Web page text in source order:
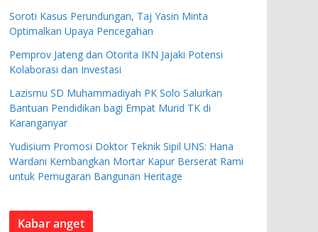
Soroti Kasus Perundungan, Taj Yasin Minta
Optimalkan Upaya Pencegahan
Pemprov Jateng dan Otorita IKN Jajaki Potensi
Kolaborasi dan Investasi
Lazismu SD Muhammadiyah PK Solo Salurkan
Bantuan Pendidikan bagi Empat Murid TK di
Karanganyar
Yudisium Promosi Doktor Teknik Sipil UNS: Hana
Wardani Kembangkan Mortar Kapur Berserat Rami
untuk Pemugaran Bangunan Heritage
Kabar anget